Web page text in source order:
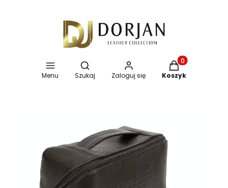
Menu
Otwórz wyszukiwarkę
Szukaj Zaloguj się
Produkty w
Koszyk